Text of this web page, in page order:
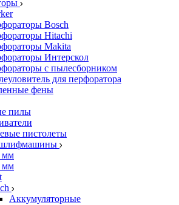
Bosch
Hitachi
Makita
Интерскол
с пылесборником
для перфоратора
фены
пилы
пистолеты
мм
мм
Аккумуляторные